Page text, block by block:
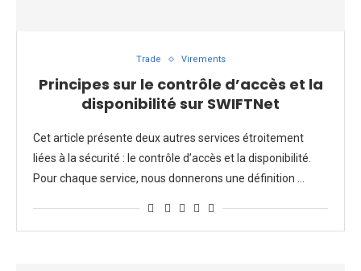
Trade Virements
Principes sur le contrôle d’accès et la
disponibilité sur SWIFTNet
Cet article présente deux autres services étroitement
liées à la sécurité : le contrôle d’accès et la disponibilité.
Pour chaque service, nous donnerons une définition …